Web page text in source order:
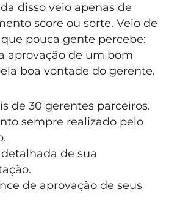
disso veio apenas de
score ou sorte. Veio de
pouca gente percebe:
aprovação de um bom
boa vontade do gerente.
de 30 gerentes parceiros.
sempre realizado pelo
de sua
de aprovação de seus